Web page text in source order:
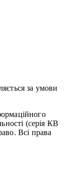
за умови
(серія КВ
Всі права